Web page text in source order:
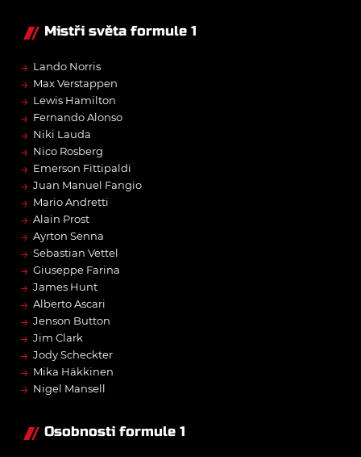
Mistři světa formule 1
→ Lando Norris
→ Max Verstappen
→ Lewis Hamilton
→ Fernando Alonso
→ Niki Lauda
→ Nico Rosberg
→ Emerson Fittipaldi
→ Juan Manuel Fangio
→ Mario Andretti
→ Alain Prost
→ Ayrton Senna
→ Sebastian Vettel
→ Giuseppe Farina
→ James Hunt
→ Alberto Ascari
→ Jenson Button
→ Jim Clark
→ Jody Scheckter
→ Mika Häkkinen
→ Nigel Mansell
Osobnosti formule 1